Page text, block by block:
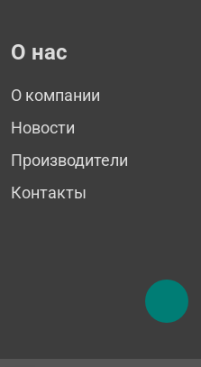
О нас
О компании
Новости
Производители
Контакты